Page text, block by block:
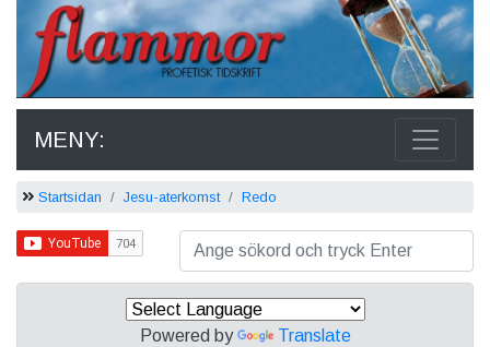
MENY:
Startsidan Jesu-aterkomst Redo
Powered by Translate